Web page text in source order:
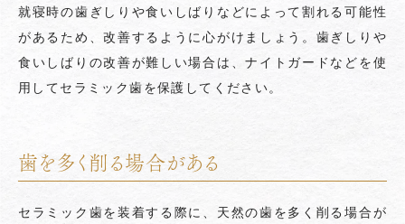
就寝時の歯ぎしりや食いしばりなどによって割れる可能性
があるため、改善するように心がけましょう。歯ぎしりや
食いしばりの改善が難しい場合は、ナイトガードなどを使
用してセラミック歯を保護してください。
歯を多く削る場合がある
セラミック歯を装着する際に、天然の歯を多く削る場合が